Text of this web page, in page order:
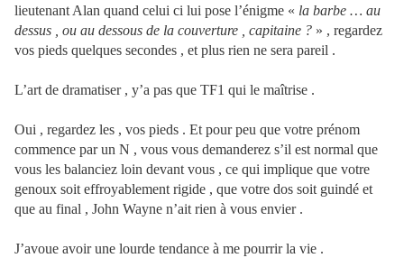
lieutenant Alan quand celui ci lui pose l’énigme « la barbe … au
dessus , ou au dessous de la couverture , capitaine ? » , regardez
vos pieds quelques secondes , et plus rien ne sera pareil .
L’art de dramatiser , y’a pas que TF1 qui le maîtrise .
Oui , regardez les , vos pieds . Et pour peu que votre prénom
commence par un N , vous vous demanderez s’il est normal que
vous les balanciez loin devant vous , ce qui implique que votre
genoux soit effroyablement rigide , que votre dos soit guindé et
que au final , John Wayne n’ait rien à vous envier .
J’avoue avoir une lourde tendance à me pourrir la vie .